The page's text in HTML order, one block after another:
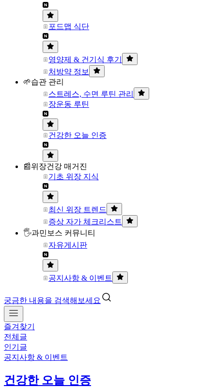
포드맵 식단
영양제 & 건기식 후기
처방약 정보
🌱습관 관리
스트레스, 수면 루틴 관리
장운동 루틴
건강한 오늘 인증
📰위장건강 매거진
기초 위장 지식
최신 위장 트렌드
증상 자가 체크리스트
🖐과민보스 커뮤니티
자유게시판
공지사항 & 이벤트
궁금한 내용을 검색해보세요
즐겨찾기
전체글
인기글
공지사항 & 이벤트
건강한 오늘 인증